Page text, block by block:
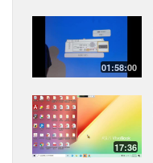
01:58:00
17:36